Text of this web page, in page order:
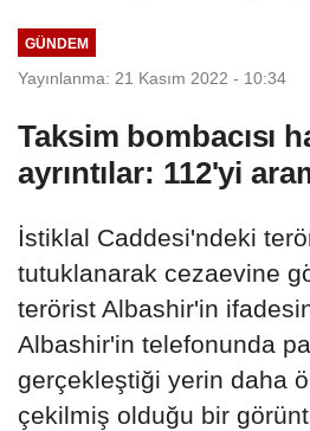
GÜNDEM
Yayınlanma: 21 Kasım 2022 - 10:34
Taksim bombacısı
ayrıntılar: 112'yi
İstiklal Caddesi'ndeki
tutuklanarak cezaevine
terörist Albashir'in
Albashir'in telefonunda
gerçekleştiği yerin daha
çekilmiş olduğu bir